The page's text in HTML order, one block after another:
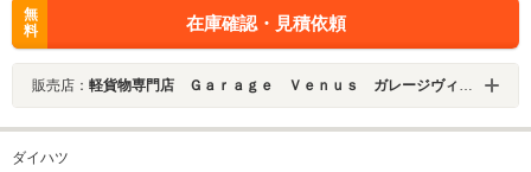
無
料
在庫確認・見積依頼
販売店： 軽貨物専門店 Ｇａｒａｇｅ Ｖｅｎｕｓ ガレージヴィーナス
ダイハツ